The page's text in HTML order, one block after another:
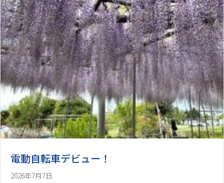
電動自転車デビュー！
2026年7月7日